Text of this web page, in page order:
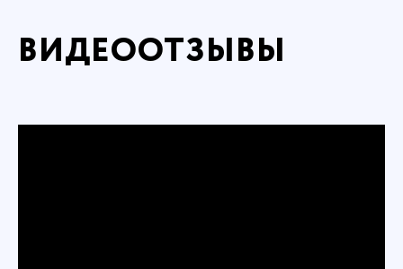
ВИДЕООТЗЫВЫ